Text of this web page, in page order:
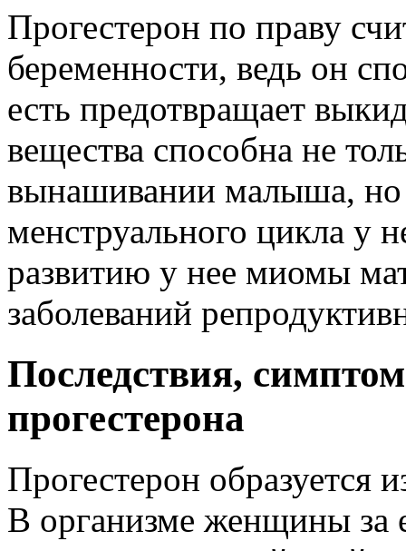
Прогестерон по праву
беременности, ведь он
есть предотвращает
вещества способна не
вынашивании малыша, но
менструального цикла у
развитию у нее миомы
заболеваний
Последствия,
прогестерона
Прогестерон образуется
В организме женщины за